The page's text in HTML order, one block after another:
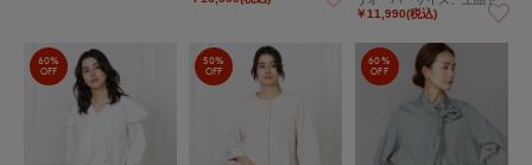
レープの綿麻シャツ
￥11,990(税込)
60%
OFF
50%
OFF
60%
OFF